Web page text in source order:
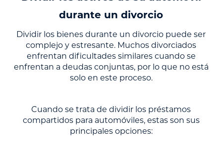
durante un divorcio
Dividir los bienes durante un divorcio puede ser
complejo y estresante. Muchos divorciados
enfrentan dificultades similares cuando se
enfrentan a deudas conjuntas, por lo que no está
solo en este proceso.
Cuando se trata de dividir los préstamos
compartidos para automóviles, estas son sus
principales opciones: